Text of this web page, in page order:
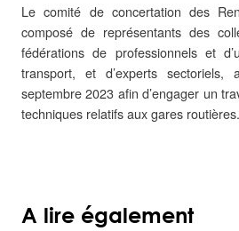
Le comité de concertation des
composé de représentants des
fédérations de professionnels et
transport, et d’experts
septembre 2023 afin d’engager un
techniques relatifs aux gares routières.
A lire également